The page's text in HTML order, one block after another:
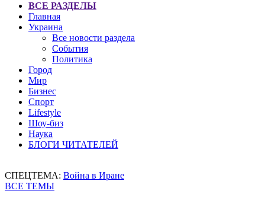
ВСЕ РАЗДЕЛЫ
Главная
Украина
Все новости раздела
События
Политика
Город
Мир
Бизнес
Спорт
Lifestyle
Шоу-биз
Наука
БЛОГИ ЧИТАТЕЛЕЙ
СПЕЦТЕМА: Война в Иране
ВСЕ ТЕМЫ